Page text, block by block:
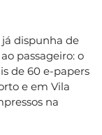
já dispunha de
passageiro: o
de 60 e-papers
e em Vila
na